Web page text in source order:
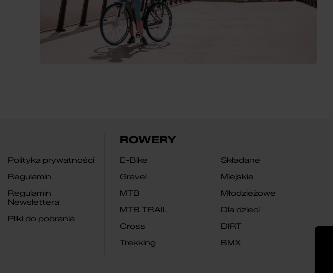
Polityka prywatności
Regulamin
Regulamin
Newslettera
Pliki do pobrania
ROWERY
E-Bike
Gravel
MTB
MTB TRAIL
Cross
Trekking
Składane
Miejskie
Młodzieżowe
Dla dzieci
DIRT
BMX